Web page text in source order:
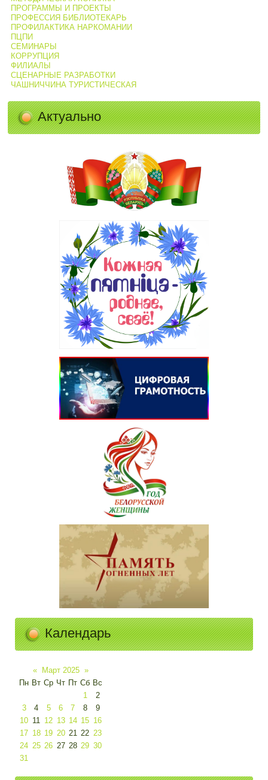
ПРОГРАММЫ И ПРОЕКТЫ
ПРОФЕССИЯ БИБЛИОТЕКАРЬ
ПРОФИЛАКТИКА НАРКОМАНИИ
ПЦПИ
СЕМИНАРЫ
КОРРУПЦИЯ
ФИЛИАЛЫ
СЦЕНАРНЫЕ РАЗРАБОТКИ
ЧАШНИЧЧИНА ТУРИСТИЧЕСКАЯ
Актуально
Календарь
« Март 2025 »
Пн Вт Ср Чт Пт Сб Вс
1
2
3
4 5 6 7 8
9
10 11 12 13 14 15 16
17 18 19 20 21 22 23
24 25 26 27 28 29 30
31